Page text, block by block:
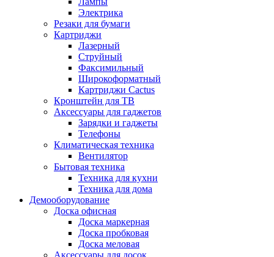
Электрика
Резаки для бумаги
Картриджи
Лазерный
Струйный
Факсимильный
Широкоформатный
Картриджи Cactus
Кронштейн для ТВ
Аксессуары для гаджетов
Зарядки и гаджеты
Телефоны
Климатическая техника
Вентилятор
Бытовая техника
Техника для кухни
Техника для дома
Демооборудование
Доска офисная
Доска маркерная
Доска пробковая
Доска меловая
Аксессуары для досок